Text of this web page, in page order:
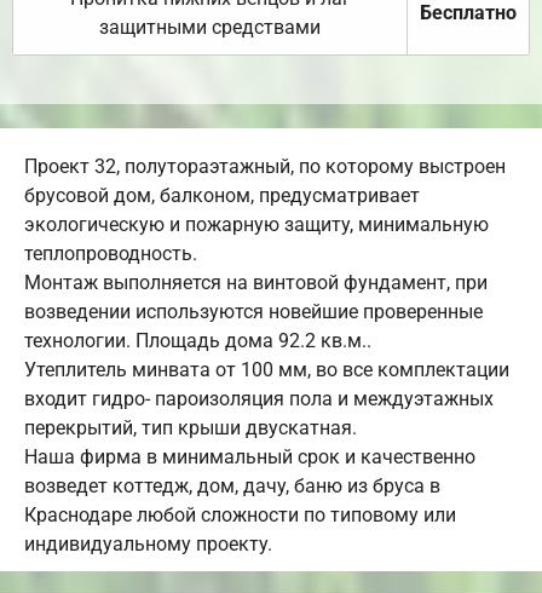
защитными средствами
Бесплатно
Проект 32, полутораэтажный, по которому выстроен
брусовой дом, балконом, предусматривает
экологическую и пожарную защиту, минимальную
теплопроводность.
Монтаж выполняется на винтовой фундамент, при
возведении используются новейшие проверенные
технологии. Площадь дома 92.2 кв.м..
Утеплитель минвата от 100 мм, во все комплектации
входит гидро- пароизоляция пола и междуэтажных
перекрытий, тип крыши двускатная.
Наша фирма в минимальный срок и качественно
возведет коттедж, дом, дачу, баню из бруса в
Краснодаре любой сложности по типовому или
индивидуальному проекту.